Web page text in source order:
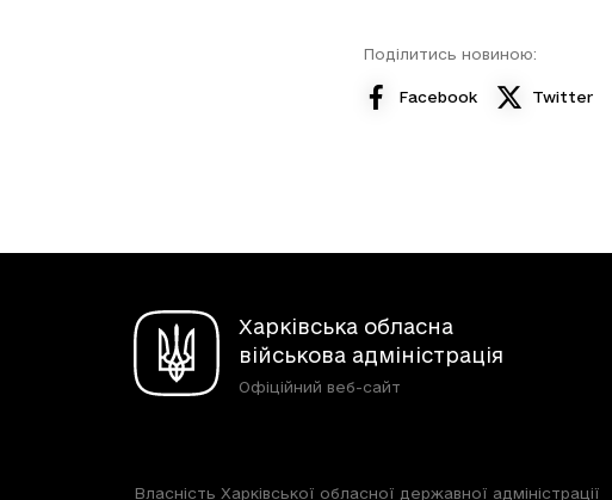
Поділитись новиною:
Facebook Twitter
Харківська обласна
військова адміністрація
Офіційний веб-сайт
Власність Харківської обласної державної адміністрації